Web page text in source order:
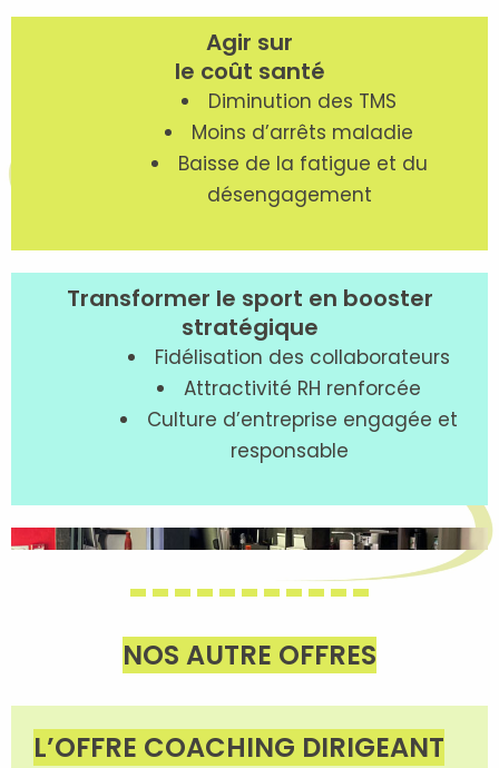
Agir sur
le coût santé
Diminution des TMS
Moins d’arrêts maladie
Baisse de la fatigue et du
désengagement
Transformer le sport en booster
stratégique
Fidélisation des collaborateurs
Attractivité RH renforcée
Culture d’entreprise engagée et
responsable
NOS AUTRE OFFRES
L’OFFRE COACHING DIRIGEANT